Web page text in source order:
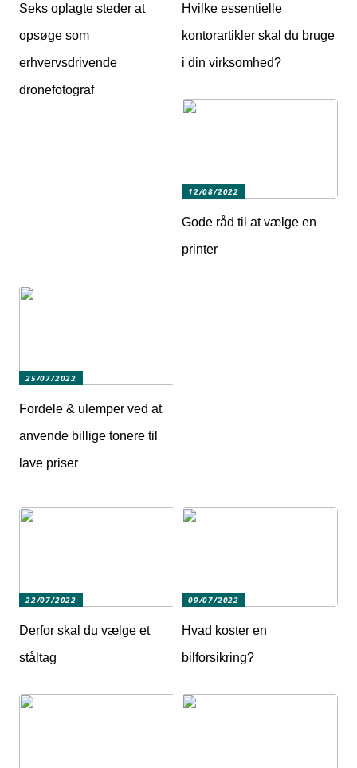
Seks oplagte steder at
opsøge som
erhvervsdrivende
dronefotograf
Hvilke essentielle
kontorartikler skal du bruge
i din virksomhed?
12/08/2022
Gode råd til at vælge en
printer
25/07/2022
Fordele & ulemper ved at
anvende billige tonere til
lave priser
22/07/2022
Derfor skal du vælge et
ståltag
09/07/2022
Hvad koster en
bilforsikring?